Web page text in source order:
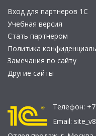
Вход для партнеров 1С
Учебная версия
Стать партнером
Политика
Замечания по сайту
Другие сайты
Телефон:
Email: